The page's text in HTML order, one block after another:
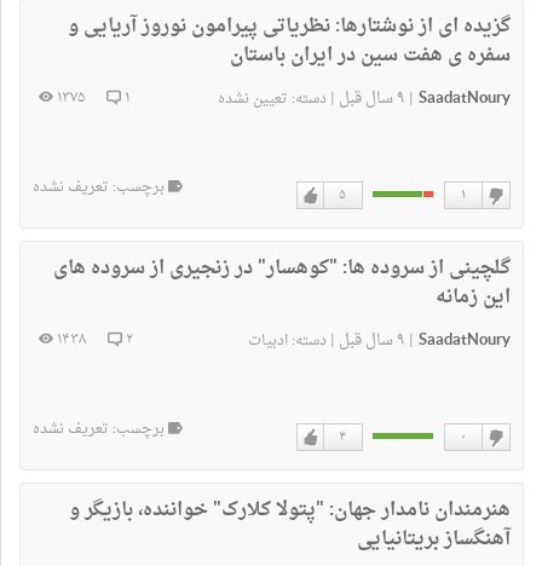
گزیده ای از نوشتارها:نظریاتی پیرامون نوروز آریایی و
سفره ی هفت سین در ایران باستان
SaadatNoury
| ۹ سال قبل | دسته: تعیین نشده ۱ ۱۳۷۵
۵ ۱ برچسب: تعریف نشده
گلچینی از سروده ها: "کوهسار" در زنجیری از سروده های
این زمانه
SaadatNoury
| ۹ سال قبل | دسته:ادبیات ۲ ۱۴۳۸
۴ ۰ برچسب: تعریف نشده
هنرمندان نامدار جهان:
"پتولا کلارک" خواننده٬ بازیگر و
آهنگساز بریتانیایی